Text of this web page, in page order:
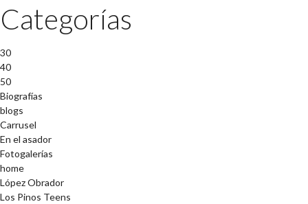
Categorías
30
40
50
Biografías
blogs
Carrusel
En el asador
Fotogalerías
home
López Obrador
Los Pinos Teens